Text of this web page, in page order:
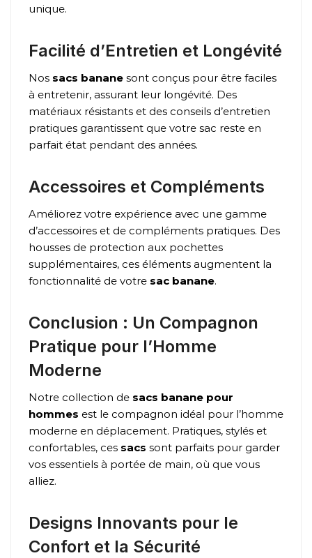
unique.
Facilité d’Entretien et Longévité
Nos sacs banane sont conçus pour être faciles
à entretenir, assurant leur longévité. Des
matériaux résistants et des conseils d’entretien
pratiques garantissent que votre sac reste en
parfait état pendant des années.
Accessoires et Compléments
Améliorez votre expérience avec une gamme
d’accessoires et de compléments pratiques. Des
housses de protection aux pochettes
supplémentaires, ces éléments augmentent la
fonctionnalité de votre sac banane.
Conclusion : Un Compagnon
Pratique pour l’Homme
Moderne
Notre collection de sacs banane pour
hommes est le compagnon idéal pour l’homme
moderne en déplacement. Pratiques, stylés et
confortables, ces sacs sont parfaits pour garder
vos essentiels à portée de main, où que vous
alliez.
Designs Innovants pour le
Confort et la Sécurité